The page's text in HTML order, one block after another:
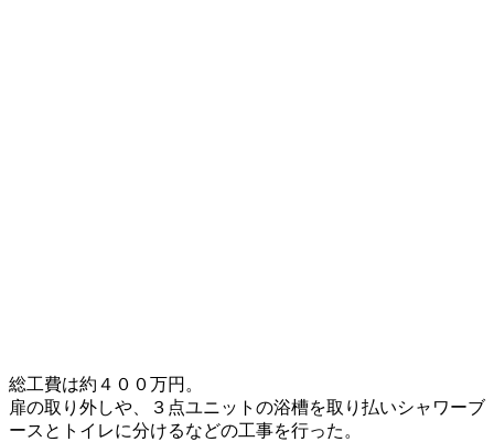
総工費は約４００万円。
扉の取り外しや、３点ユニットの浴槽を取り払いシャワーブ
ースとトイレに分けるなどの工事を行った。